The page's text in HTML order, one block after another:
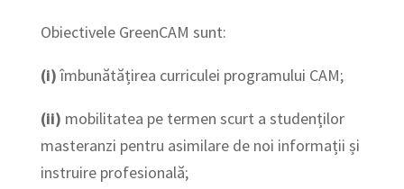
Obiectivele GreenCAM sunt:
(i)îmbunătățirea curriculei programului CAM;
(ii) mobilitatea pe termen scurt a studenților
masteranzi pentru asimilare de noi informații și
instruire profesională;